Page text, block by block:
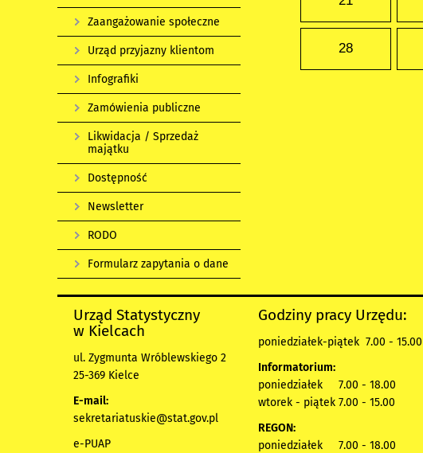
28
Zaangażowanie społeczne
Urząd przyjazny klientom
Infografiki
Zamówienia publiczne
Likwidacja / Sprzedaż
majątku
Dostępność
Newsletter
RODO
Formularz zapytania o dane
Urząd Statystyczny
w Kielcach
ul. Zygmunta Wróblewskiego 2
25-369 Kielce
E-mail:
sekretariatuskie@stat.gov.pl
e-PUAP
Godziny pracy Urzędu:
poniedziałek-piątek 7.00 - 15.00
Informatorium:
poniedziałek 7.00 - 18.00
wtorek - piątek 7.00 - 15.00
REGON:
poniedziałek 7.00 - 18.00